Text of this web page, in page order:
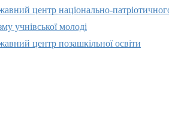
центр національно-
учнівської молоді
центр позашкільної освіти